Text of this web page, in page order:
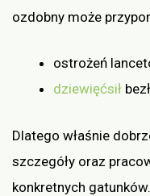
ozdobny może
ostrożeń
dziewięćsił
Dlatego właśnie
szczegóły oraz
konkretnych